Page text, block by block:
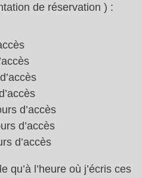
de réservation ) :
d’accès
d’accès
d’accès
qu’à l’heure où j’écris ces